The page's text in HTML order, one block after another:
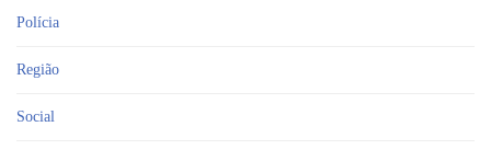
Polícia
Região
Social